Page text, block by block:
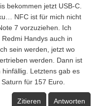
bekommen jetzt USB-C.
NFC ist für mich nicht
7 vorzuziehen. Ich
Handys auch in
sein werden, jetzt wo
werden. Dann ist
Letztens gab es
für 157 Euro.
Zitieren Antworten